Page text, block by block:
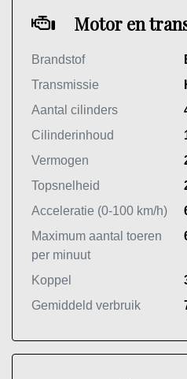
Motor en
Brandstof
Transmissie
Aantal cilinders
Cilinderinhoud
Vermogen
Topsnelheid
Acceleratie (0-100 km/h)
Maximum aantal toeren
per minuut
Koppel
Gemiddeld verbruik